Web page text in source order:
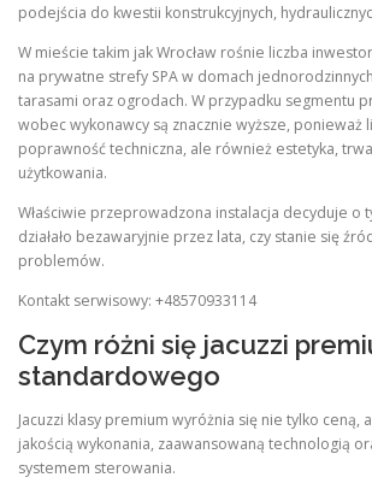
podejścia do kwestii konstrukcyjnych,
W mieście takim jak Wrocław rośnie liczba
na prywatne strefy SPA w domach
tarasami oraz ogrodach. W przypadku segmentu
wobec wykonawcy są znacznie wyższe, ponieważ
poprawność techniczna, ale również estetyka,
użytkowania.
Właściwie przeprowadzona instalacja decyduje o
działało bezawaryjnie przez lata, czy stanie się
problemów.
Kontakt serwisowy: +48570933114
Czym różni się jacuzzi
standardowego
Jacuzzi klasy premium wyróżnia się nie tylko ceną,
jakością wykonania, zaawansowaną technologią
systemem sterowania.